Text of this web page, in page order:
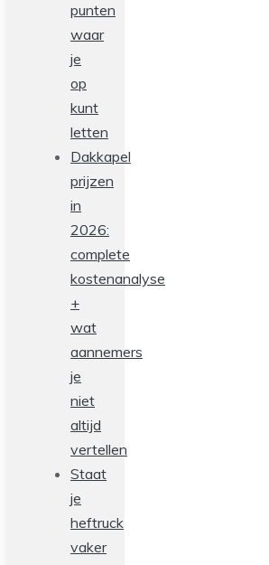
punten
waar
je
op
kunt
letten
Dakkapel
prijzen
in
2026:
complete
kostenanalyse
+
wat
aannemers
je
niet
altijd
vertellen
Staat
je
heftruck
vaker